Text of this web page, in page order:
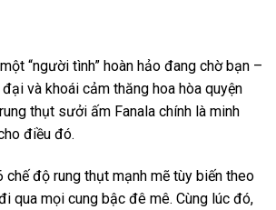
“người tình” hoàn hảo đang chờ bạn –
và khoái cảm thăng hoa hòa quyện
rung thụt sưởi ấm Fanala chính là minh
điều đó.
chế độ rung thụt mạnh mẽ tùy biến theo
qua mọi cung bậc đê mê. Cùng lúc đó,